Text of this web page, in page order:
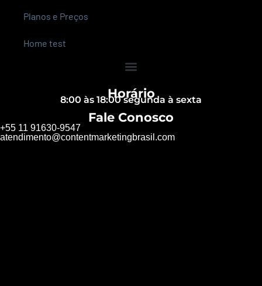
Planos e Preços
Home test
Horário
8:00 às 18:00 segunda à sexta
Fale Conosco
+55 11 91630-9547
atendimento@contentmarketingbrasil.com